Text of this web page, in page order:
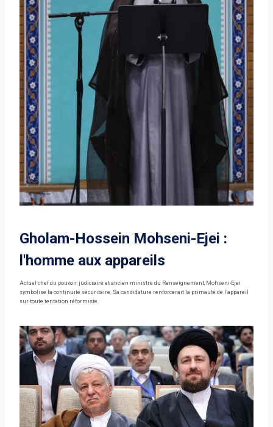
Gholam-Hossein Mohseni-Ejei :
l'homme aux appareils
Actuel chef du pouvoir judiciaire et ancien ministre du Renseignement, Mohseni-Ejei
symbolise la continuité sécuritaire. Sa candidature renforcerait la primauté de l’appareil
sur toute tentation réformiste.